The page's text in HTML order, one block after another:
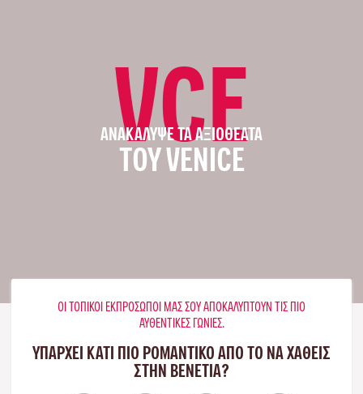
VCE
ΑΝΑΚΆΛΥΨΕ ΤΑ ΑΞΙΟΘΈΑΤΑ
ΤΟΥ VENICE
ΟΙ ΤΟΠΙΚΟΊ ΕΚΠΡΌΣΩΠΟΊ ΜΑΣ ΣΟΥ ΑΠΟΚΑΛΎΠΤΟΥΝ ΤΙΣ ΠΙΟ
ΑΥΘΕΝΤΙΚΈΣ ΓΩΝΙΈΣ.
ΥΠΑΡΧΕΙ ΚΑΤΙ ΠΙΟ ΡΟΜΑΝΤΙΚΟ ΑΠΟ ΤΟ ΝΑ ΧΑΘΕΙΣ
ΣΤΗΝ ΒΕΝΕΤΊΑ?